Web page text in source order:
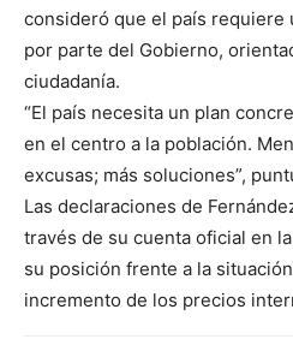
consideró que el país requiere
por parte del Gobierno,
ciudadanía.
“El país necesita un plan
en el centro a la población.
excusas; más soluciones”,
Las declaraciones de
través de su cuenta oficial en
su posición frente a la
incremento de los precios